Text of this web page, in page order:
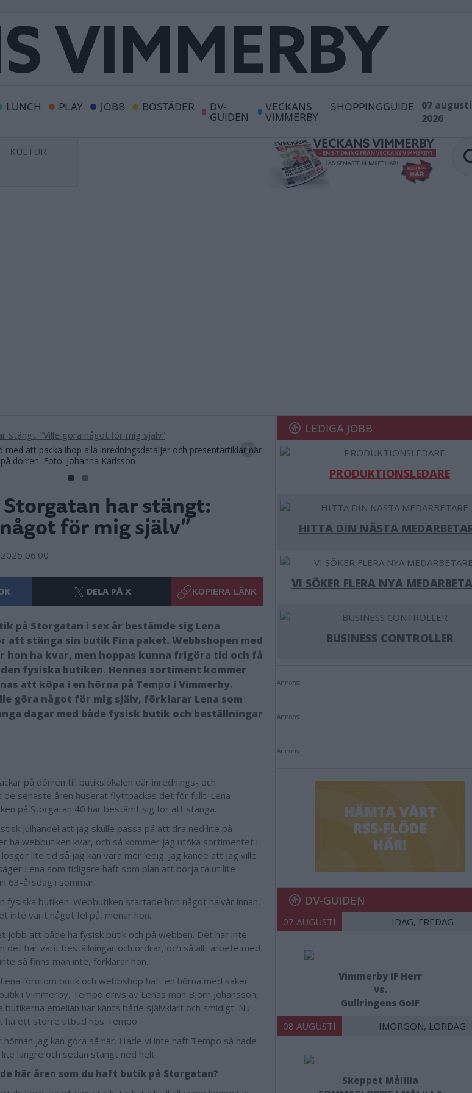
LUNCH PLAY JOBB BOSTÄDER DV-
GUIDEN
VECKANS
VIMMERBY
SHOPPINGGUIDE
07 augusti
2026
KULTUR
med att packa ihop alla inredningsdetaljer och presentartiklar när
dörren. Foto: Johanna Karlsson
har stängt:
för mig själv”
06.00
DELA PÅ X KOPIERA LÄNK
på Storgatan i sex år bestämde sig Lena
att stänga sin butik Fina paket. Webbshopen med
hon ha kvar, men hoppas kunna frigöra tid och få
fysiska butiken. Hennes sortiment kommer
att köpa i en hörna på Tempo i Vimmerby.
göra något för mig själv, förklarar Lena som
dagar med både fysisk butik och beställningar
på dörren till butikslokalen där inrednings- och
de senaste åren huserat flyttpackas det för fullt. Lena
på Storgatan 40 har bestämt sig för att stänga.
julhandel att jag skulle passa på att dra ned lite på
ha webbutiken kvar, och så kommer jag utöka sortimentet i
lite tid så jag kan vara mer ledig. Jag kände att jag ville
Lena som tidigare haft som plan att börja ta ut lite
63-årsdag i sommar.
fysiska butiken. Webbutiken startade hon något halvår innan,
inte varit något fel på, menar hon.
jobb att både ha fysisk butik och på webben. Det har inte
det har varit beställningar och ordrar, och så allt arbete med
så finns man inte, förklarar hon.
förutom butik och webbshop haft en hörna med saker
i Vimmerby. Tempo drivs av Lenas man Björn Johansson,
emellan har känts både självklart och smidigt. Nu
ha ett större utbud hos Tempo.
jag kan göra så här. Hade vi inte haft Tempo så hade
längre och sedan stängt ned helt.
här åren som du haft butik på Storgatan?
LEDIGA JOBB
PRODUKTIONSLEDARE
HITTA DIN NÄSTA
VI SÖKER FLERA NYA
BUSINESS CONTROLLER
Annons:
Annons:
Annons:
DV-GUIDEN
07 AUGUSTI IDAG, FREDAG
Vimmerby IF Herr
vs.
Gullringens GoIF
08 AUGUSTI IMORGON, LÖRDAG
Skeppet Målilla